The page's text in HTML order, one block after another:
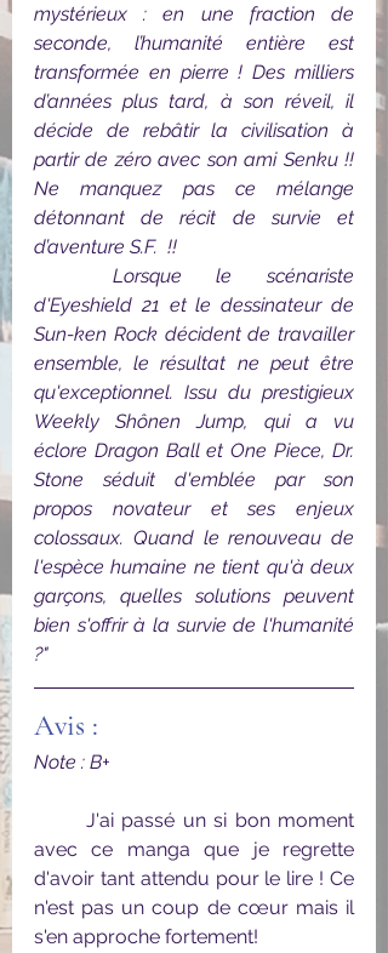
mystérieux : en une fraction de
seconde, l’humanité entière est
transformée en pierre ! Des milliers
d’années plus tard, à son réveil, il
décide de rebâtir la civilisation à
partir de zéro avec son ami Senku !!
Ne manquez pas ce mélange
détonnant de récit de survie et
d’aventure S.F.  !!
Lorsque le scénariste
d'Eyeshield 21 et le dessinateur de
Sun-ken Rock décident de travailler
ensemble, le résultat ne peut être
qu'exceptionnel. Issu du prestigieux
Weekly Shônen Jump, qui a vu
éclore Dragon Ball et One Piece, Dr.
Stone séduit d'emblée par son
propos novateur et ses enjeux
colossaux. Quand le renouveau de
l'espèce humaine ne tient qu'à deux
garçons, quelles solutions peuvent
bien s'offrir à la survie de l'humanité
?"
Avis :
Note : B+
avec ce manga que je regrette
d'avoir tant attendu pour le lire ! Ce
n'est pas un coup de cœur mais il
s'en approche fortement!